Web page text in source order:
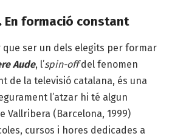
En formació constant
ser un dels elegits per formar
Aude, l’spin-offdel fenomen
de la televisió catalana, és una
l’atzar hi té algun
Vallribera (Barcelona, 1999)
cursos i hores dedicades a